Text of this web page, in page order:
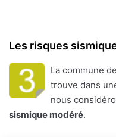
Les risques
La commune
trouve dans
nous
sismique modéré.